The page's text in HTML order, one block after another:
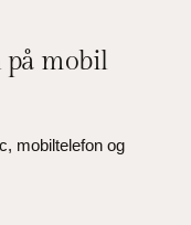
på mobil
mobiltelefon og